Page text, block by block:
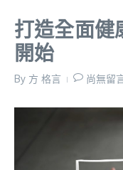
打造全面健
開始
By 方 格言 尚無留